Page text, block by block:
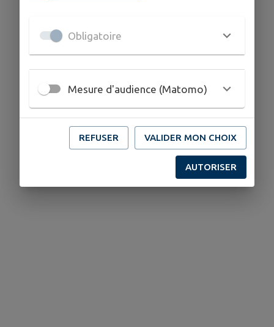
Obligatoire
Mesure d'audience (Matomo)
REFUSER VALIDER MON CHOIX
AUTORISER